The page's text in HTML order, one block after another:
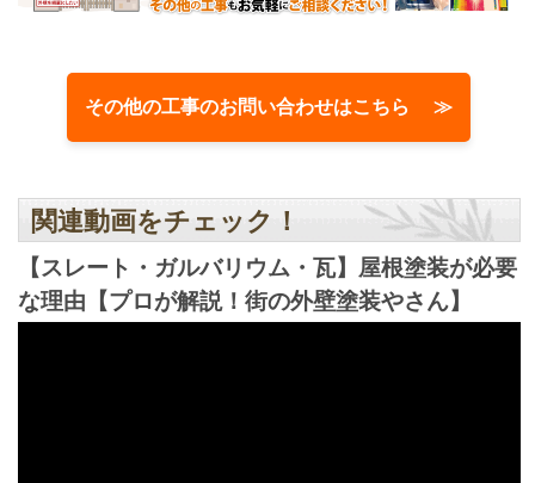
その他の工事のお問い合わせはこちら ≫
関連動画をチェック！
【スレート・ガルバリウム・瓦】屋根塗装が必要
な理由【プロが解説！街の外壁塗装やさん】